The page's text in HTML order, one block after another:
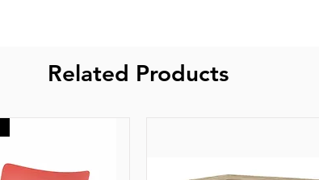
Related Products